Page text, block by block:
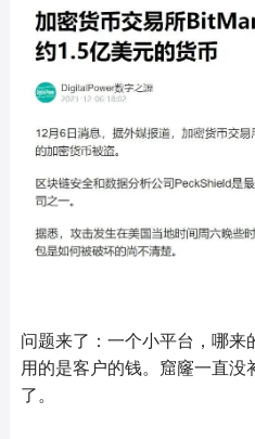
问题来了：一个小平台，哪来
用的是客户的钱。窟窿一直没
了。